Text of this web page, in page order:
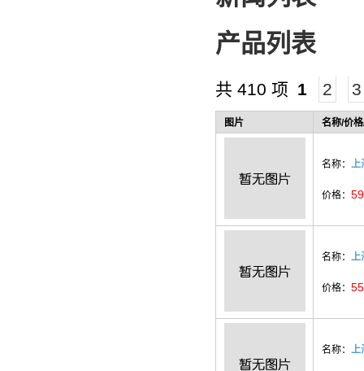
产品列表
共 410 项 1 2 3
图片 名称/价
名称： 上
价格：
名称： 上
价格：
名称： 上